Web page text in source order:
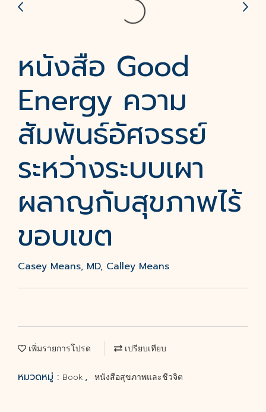
หนังสือ Good
Energy ความ
สัมพันธ์อัศจรรย์
ระหว่างระบบเผา
ผลาญกับสุขภาพไร้
ขอบเขต
Casey Means, MD, Calley Means
เพิ่มรายการโปรด เปรียบเทียบ
หมวดหมู่ : Book , หนังสือสุขภาพและชีวจิต